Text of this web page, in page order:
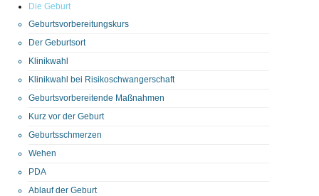
Die Geburt
Geburtsvorbereitungskurs
Der Geburtsort
Klinikwahl
Klinikwahl bei Risikoschwangerschaft
Geburtsvorbereitende Maßnahmen
Kurz vor der Geburt
Geburtsschmerzen
Wehen
PDA
Ablauf der Geburt